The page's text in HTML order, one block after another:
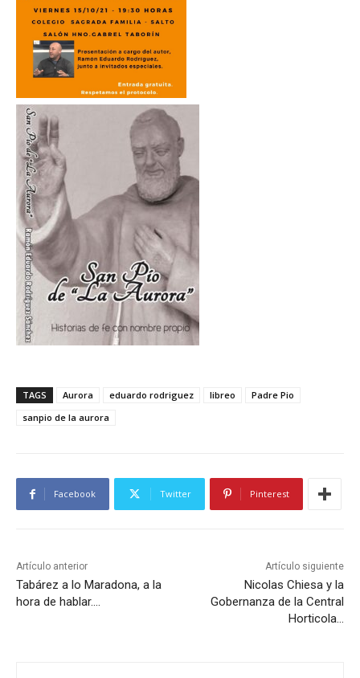
TAGS Aurora eduardo rodriguez libreo
Padre Pio
sanpio de la aurora
Facebook Twitter Pinterest
Artículo anterior
Tabárez a lo Maradona, a la
hora de hablar….
Artículo siguiente
Nicolas Chiesa y la
Gobernanza de la Central
Horticola…